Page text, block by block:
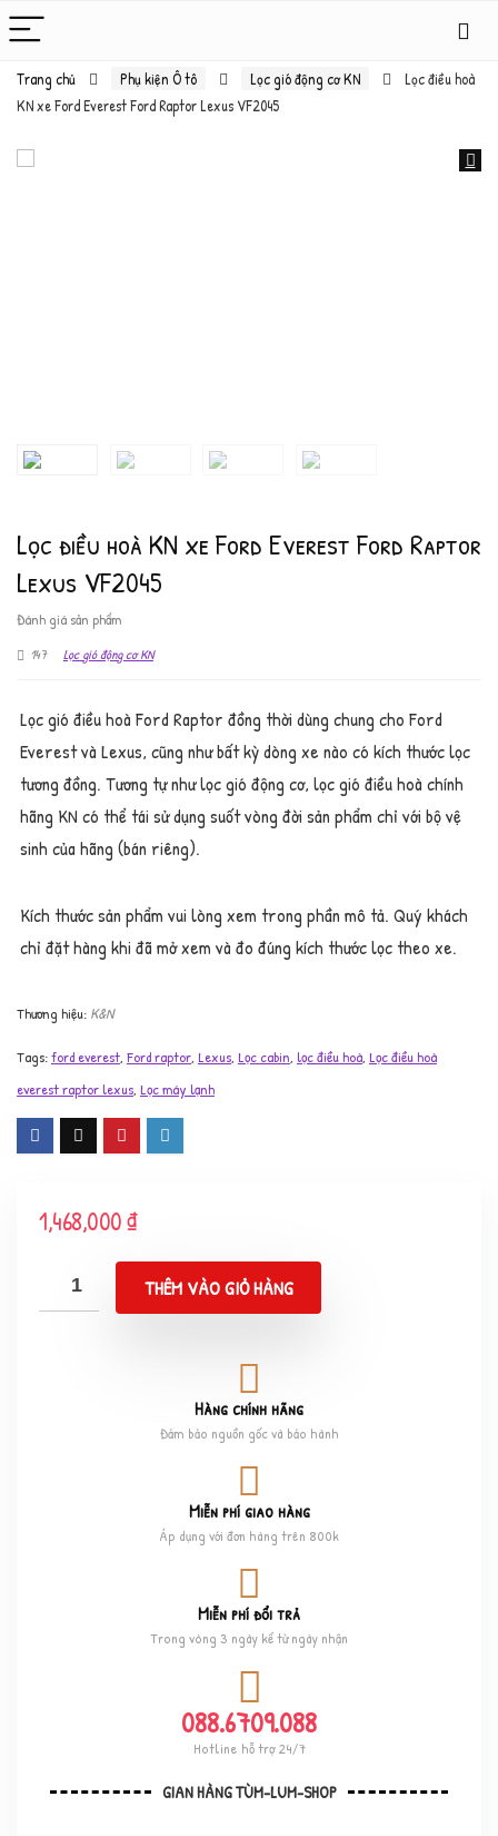
Trang chủ Phụ kiện Ô tô Lọc gió động cơ KN
Lọc điều hoà
KN xe Ford Everest Ford Raptor Lexus VF2045
Lọc điều hoà KN xe Ford Everest Ford Raptor
Lexus VF2045
Đánh giá sản phẩm
147 Lọc gió động cơ KN
Lọc gió điều hoà Ford Raptor đồng thời dùng chung cho Ford
Everest và Lexus, cũng như bất kỳ dòng xe nào có kích thước lọc
tương đồng. Tương tự như lọc gió động cơ, lọc gió điều hoà chính
hãng KN có thể tái sử dụng suốt vòng đời sản phẩm chỉ với bộ vệ
sinh của hãng (bán riêng).
Kích thước sản phẩm vui lòng xem trong phần mô tả. Quý khách
chỉ đặt hàng khi đã mở xem và đo đúng kích thước lọc theo xe.
K&N
Tags:ford everest, Ford raptor, Lexus, Lọc cabin, lọc điều hoà, Lọc điều hoà
everest raptor lexus, Lọc máy lạnh
1,468,000₫
THÊM VÀO GIỎ HÀNG
Hàng chính hãng
Đảm bảo nguồn gốc và bảo hành
Miễn phí giao hàng
Áp dụng với đơn hàng trên 800k
Miễn phí đổi trả
Trong vòng 3 ngày kể từ ngày nhận
088.6709.088
Hotline hỗ trợ 24/7
GIAN HÀNG TÙM-LUM-SHOP